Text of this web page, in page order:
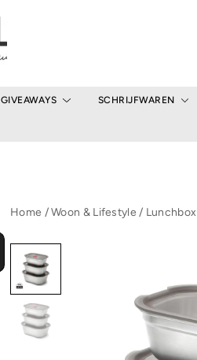
GIVEAWAYS SCHRIJFWAREN
Home /Woon & Lifestyle / Lunchbox